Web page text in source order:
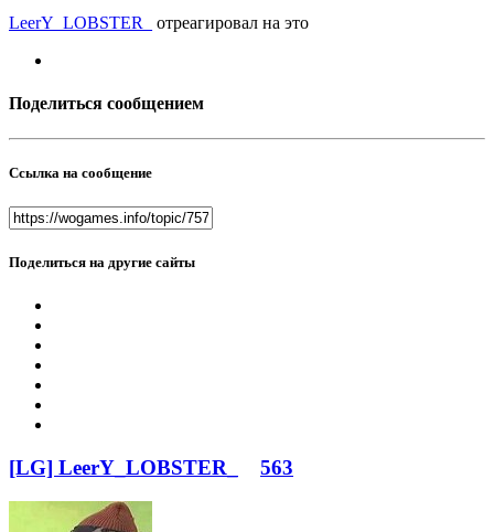
LeerY_LOBSTER_
отреагировал на это
Поделиться сообщением
Ссылка на сообщение
Поделиться на другие сайты
[LG] LeerY_LOBSTER_ 563